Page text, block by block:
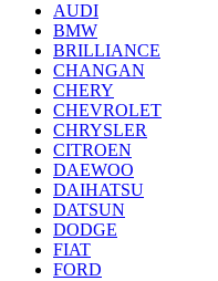
AUDI
BMW
BRILLIANCE
CHANGAN
CHERY
CHEVROLET
CHRYSLER
CITROEN
DAEWOO
DAIHATSU
DATSUN
DODGE
FIAT
FORD